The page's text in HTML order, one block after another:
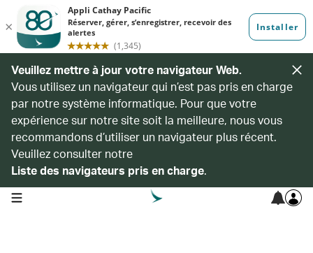
Veuillez mettre à jour votre navigateur Web.
Vous utilisez un navigateur qui n’est pas pris en charge
par notre système informatique. Pour que votre
expérience sur notre site soit la meilleure, nous vous
recommandons d’utiliser un navigateur plus récent.
Veuillez consulter notre
Liste des navigateurs pris en charge.
open navigation menu